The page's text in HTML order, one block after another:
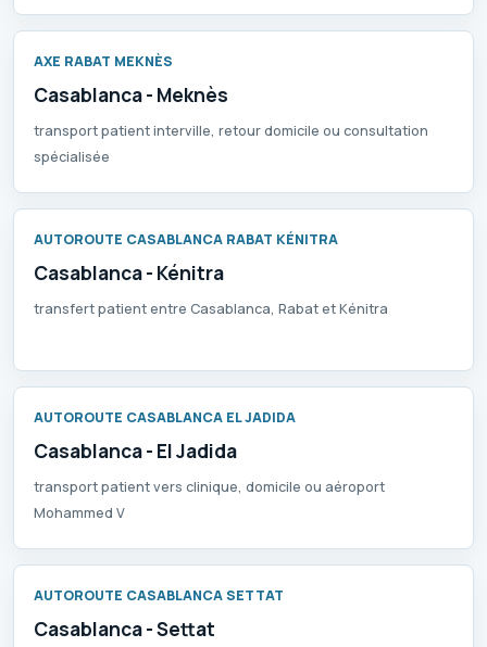
AXE RABAT MEKNÈS
Casablanca - Meknès
transport patient interville, retour domicile ou consultation
spécialisée
AUTOROUTE CASABLANCA RABAT KÉNITRA
Casablanca - Kénitra
transfert patient entre Casablanca, Rabat et Kénitra
AUTOROUTE CASABLANCA EL JADIDA
Casablanca - El Jadida
transport patient vers clinique, domicile ou aéroport
Mohammed V
AUTOROUTE CASABLANCA SETTAT
Casablanca - Settat